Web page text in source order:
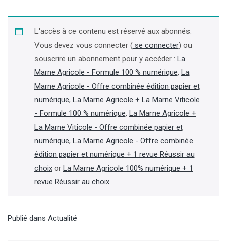
L'accès à ce contenu est réservé aux abonnés.
Vous devez vous connecter (se connecter) ou
souscrire un abonnement pour y accéder : La
Marne Agricole - Formule 100 % numérique, La
Marne Agricole - Offre combinée édition papier et
numérique, La Marne Agricole + La Marne Viticole
- Formule 100 % numérique, La Marne Agricole +
La Marne Viticole - Offre combinée papier et
numérique, La Marne Agricole - Offre combinée
édition papier et numérique + 1 revue Réussir au
choixor La Marne Agricole 100% numérique + 1
revue Réussir au choix
Publié dans Actualité